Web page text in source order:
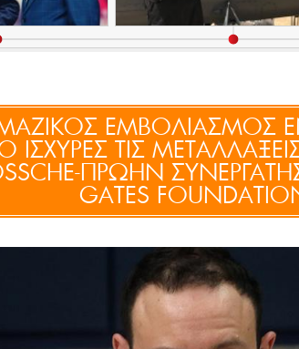
ΜΑΖΙΚΟΣ ΕΜΒΟΛΙΑΣΜΟΣ
ΙΣΧΥΡΕΣ ΤΙΣ
ΠΡΩΗΝ
GATES